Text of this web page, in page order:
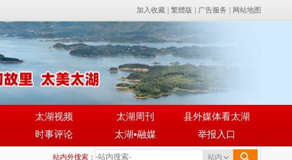
加入收藏 繁體版 广告服务 网站地图
太湖视频 太湖周刊
县外媒体看太湖
时事评论 太湖▪融媒 举报入口
站内外搜索： 站内